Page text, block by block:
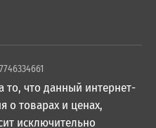
что данный интернет-
о товарах и ценах,
исключительно